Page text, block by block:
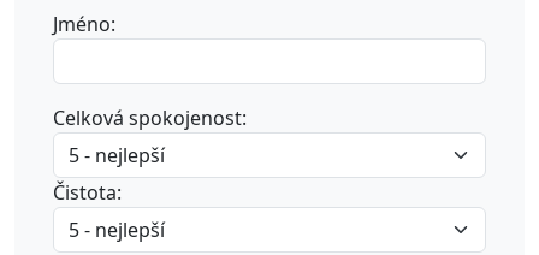
Jméno:
Celková spokojenost:
Čistota: